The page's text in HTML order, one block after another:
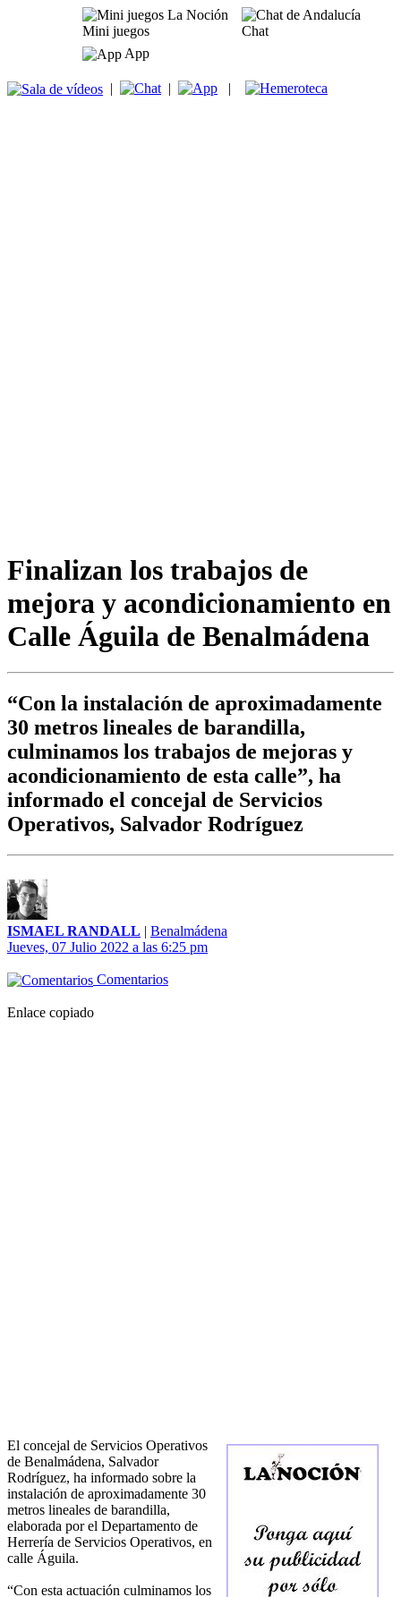
Mini juegos
Chat
App
| | |
Finalizan los trabajos de
mejora y acondicionamiento en
Calle Águila de Benalmádena
“Con la instalación de aproximadamente
30 metros lineales de barandilla,
culminamos los trabajos de mejoras y
acondicionamiento de esta calle”, ha
informado el concejal de Servicios
Operativos, Salvador Rodríguez
ISMAEL RANDALL | Benalmádena
Jueves, 07 Julio 2022 a las 6:25 pm
Comentarios
Enlace copiado
El concejal de Servicios Operativos
de Benalmádena, Salvador
Rodríguez, ha informado sobre la
instalación de aproximadamente 30
metros lineales de barandilla,
elaborada por el Departamento de
Herrería de Servicios Operativos, en
calle Águila.
“Con esta actuación culminamos los